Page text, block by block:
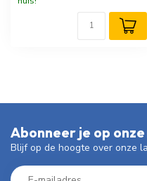
Abonneer je op
Blijf op de hoogte over onze